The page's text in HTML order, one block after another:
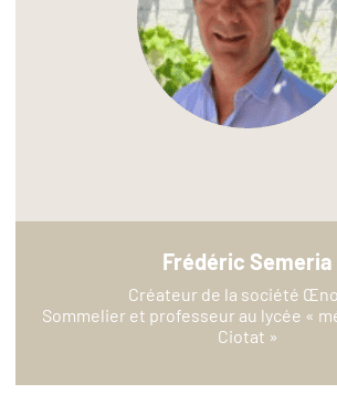
Frédéric Semeria
Créateur de la société
Sommelier et professeur au lycée «
Ciotat »